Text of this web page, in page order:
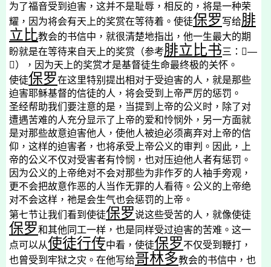
为了福音受到迫害，这并不是耻辱，相反的，将是一种荣
耀，因为将会有天上的奖赏在等待着。使徒保罗写给腓
立比教会的书信中，就很清楚地指出，他一生最大的期
盼就是在等待来自天上的奖赏（参考腓立比书三： —
），因为天上的奖赏才是基督徒生命最终极的关怀。
使徒保罗在这里特别提出相对于受迫害的人，就是那些
迫害耶稣基督的信徒的人，将会受到上帝严厉的惩罚。
圣经帮助我们要注意的是，当提到上帝的公义时，除了对
遭遇苦难的人充分显示了上帝的爱和怜悯外，另一方面就
是对那些故意迫害他人，使他人被迫必须离弃对上帝的信
仰，这样的迫害者，也将承受上帝公义的审判。因此，上
帝的公义不仅对受害者有怜悯，也对压迫他人者有惩罚。
因为公义的上帝绝对不会对那些为非作歹的人袖手旁观，
更不会把故意作恶的人当作无罪的人看待。公义的上帝绝
对不会这样，祂是会生气也会惩罚的上帝。
第七节让我们看到使徒保罗说这些受苦的人，就像使徒
保罗和其他同工一样，也是同样受过迫害的苦难。这一
点可以从使徒行传中看，使徒保罗不仅受到鞭打，
也曾受到牢狱之灾。在他写给哥林多教会的书信中，也